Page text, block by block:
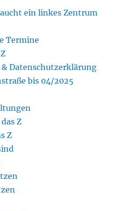
ein linkes Zentrum
Termine
Datenschutzerklärung
bis 04/2025
Z
Z